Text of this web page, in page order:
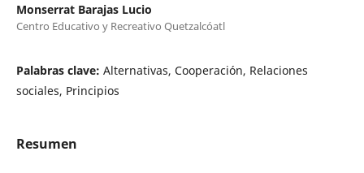
Monserrat Barajas Lucio
Centro Educativo y Recreativo Quetzalcóatl
Palabras clave: Alternativas, Cooperación, Relaciones
sociales, Principios
Resumen